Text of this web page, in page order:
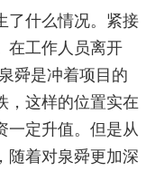
了什么情况。紧接
在工作人员离开
舜是冲着项目的
，这样的位置实在
一定升值。但是从
随着对泉舜更加深